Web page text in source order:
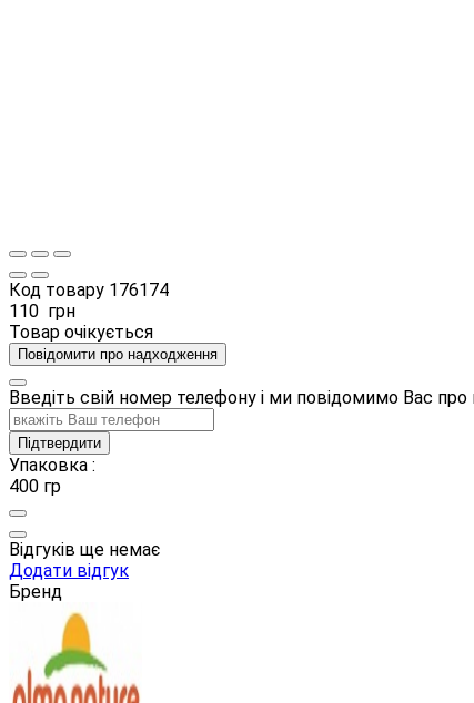
Код товару 176174
110 грн
Товар очікується
Повідомити про надходження
Введіть свій номер телефону і ми повідомимо Вас
Підтвердити
Упаковка :
400 гр
Відгуків ще немає
Додати відгук
Бренд